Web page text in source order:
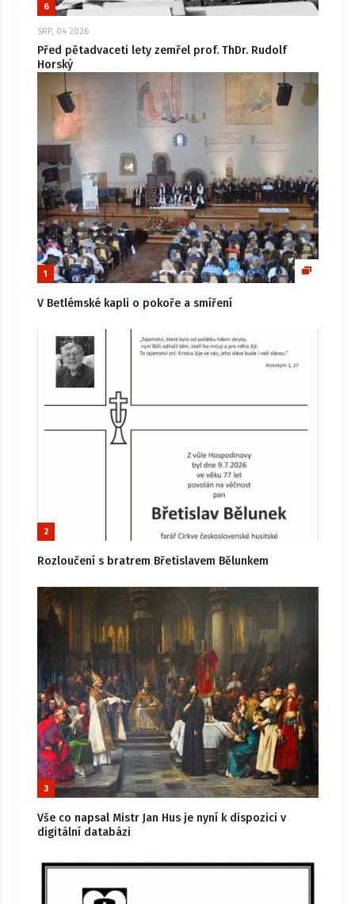
6
SRP, 04 2026
Před pětadvaceti lety zemřel prof. ThDr. Rudolf
Horský
1
V Betlémské kapli o pokoře a smíření
2
Rozloučení s bratrem Břetislavem Bělunkem
3
Vše co napsal Mistr Jan Hus je nyní k dispozici v
digitální databázi